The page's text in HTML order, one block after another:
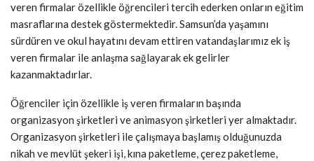
veren firmalar özellikle öğrencileri tercih ederken onların eğitim
masraflarına destek göstermektedir. Samsun’da yaşamını
sürdüren ve okul hayatını devam ettiren vatandaşlarımız ek iş
veren firmalar ile anlaşma sağlayarak ek gelirler
kazanmaktadırlar.
Öğrenciler için özellikle iş veren firmaların başında
organizasyon şirketleri ve animasyon şirketleri yer almaktadır.
Organizasyon şirketleri ile çalışmaya başlamış olduğunuzda
nikah ve mevlüt şekeri işi, kına paketleme, çerez paketleme,